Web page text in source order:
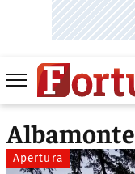
Albamonte
Apertura